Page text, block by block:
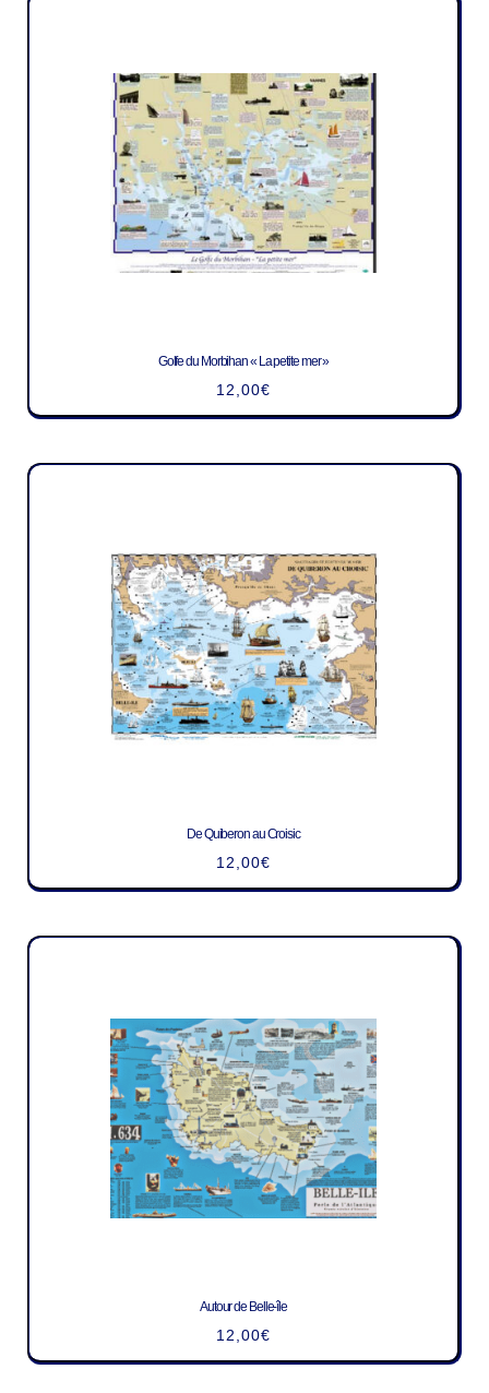
Golfe du Morbihan « La petite mer »
12,00€
De Quiberon au Croisic
12,00€
Autour de Belle-île
12,00€